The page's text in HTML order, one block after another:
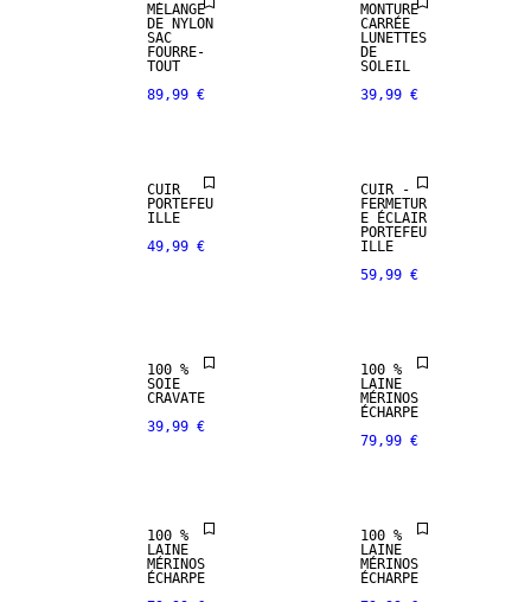
MÉLANGE
DE NYLON
SAC
FOURRE-
TOUT
89,99 €
MONTURE
CARRÉE
LUNETTES
DE
SOLEIL
39,99 €
CUIR
VÉRITABLE
PREMIUM
CUIR
PORTEFEU
ILLE
49,99 €
CUIR
VÉRITABLE
PREMIUM
CUIR -
FERMETUR
E ÉCLAIR
PORTEFEU
ILLE
59,99 €
100 %
SOIE
CRAVATE
39,99 €
PREMIUM
SELECTION
100 % LAINE
100 %
LAINE
MÉRINOS
ÉCHARPE
79,99 €
PREMIUM
SELECTION
100 %
LAINE
MÉRINOS
ÉCHARPE
PREMIUM
SELECTION
100 % LAINE
100 %
LAINE
MÉRINOS
ÉCHARPE